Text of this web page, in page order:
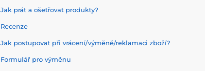
Jak prát a ošetřovat produkty?
Recenze
Jak postupovat při vrácení/výměně/reklamaci zboží?
Formulář pro výměnu